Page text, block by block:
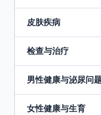
皮肤疾病
检查与治疗
男性健康与泌尿问
女性健康与生育